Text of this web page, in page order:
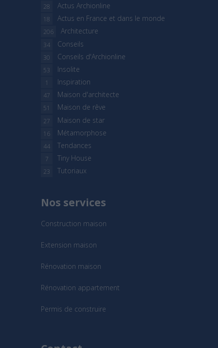
Actus Archionline
28
Actus en France et dans le monde
18
Architecture
206
Conseils
34
Conseils d'Archionline
30
Insolite
53
Inspiration
1
Maison d'architecte
47
Maison de rêve
51
Maison de star
27
Métamorphose
16
Tendances
44
Tiny House
7
Tutoriaux
23
Nos services
Construction maison
Extension maison
Rénovation maison
Rénovation appartement
Permis de construire